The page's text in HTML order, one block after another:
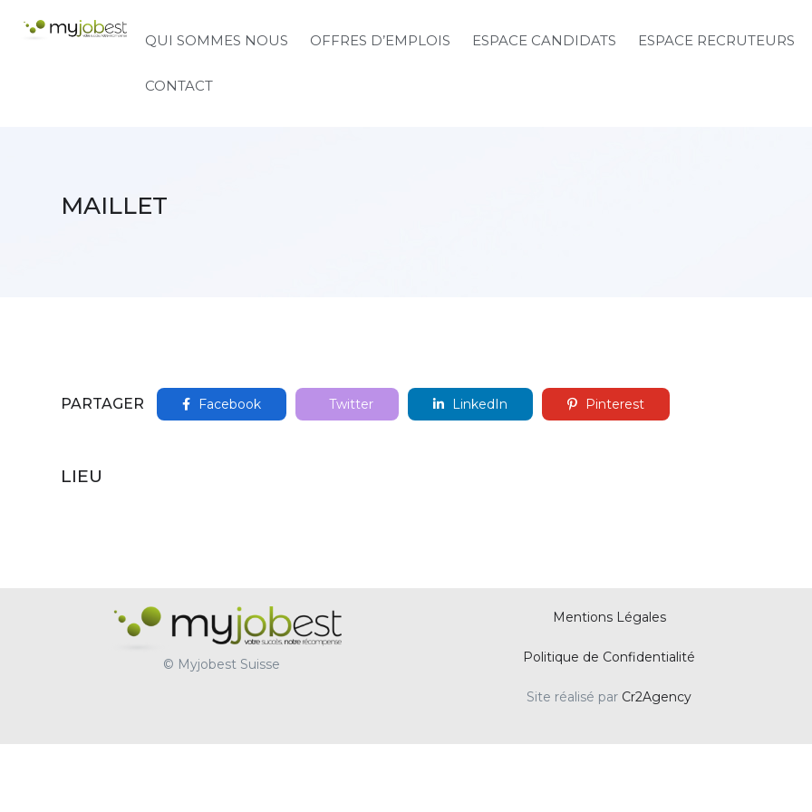
QUI SOMMES NOUS OFFRES D’EMPLOIS ESPACE CANDIDATS ESPACE RECRUTEURS
CONTACT
MAILLET
PARTAGER Facebook Twitter LinkedIn Pinterest
LIEU
© Myjobest Suisse
Mentions Légales
Politique de Confidentialité
Site réalisé par Cr2Agency